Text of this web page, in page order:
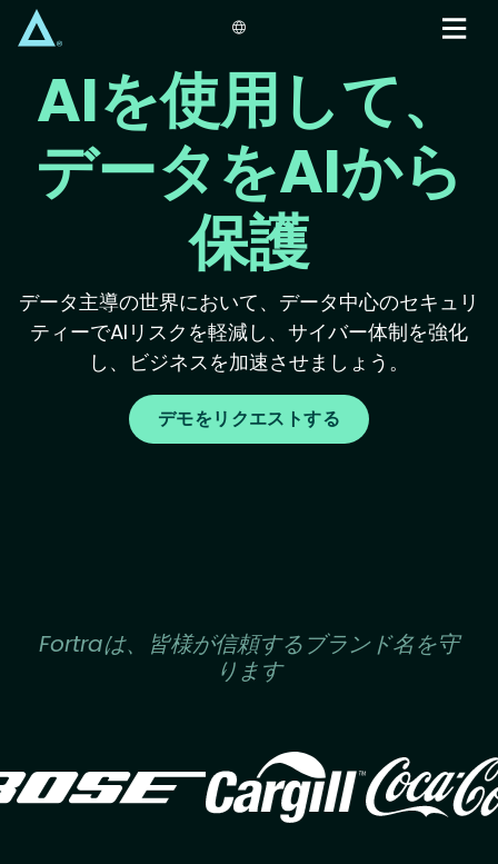
main
content
AIを使用して、
データをAIから
保護
データ主導の世界において、データ中心のセキュリ
ティーでAIリスクを軽減し、サイバー体制を強化
し、ビジネスを加速させましょう。
デモをリクエストする
Fortraは、皆様が信頼するブランド名を守
ります
Image